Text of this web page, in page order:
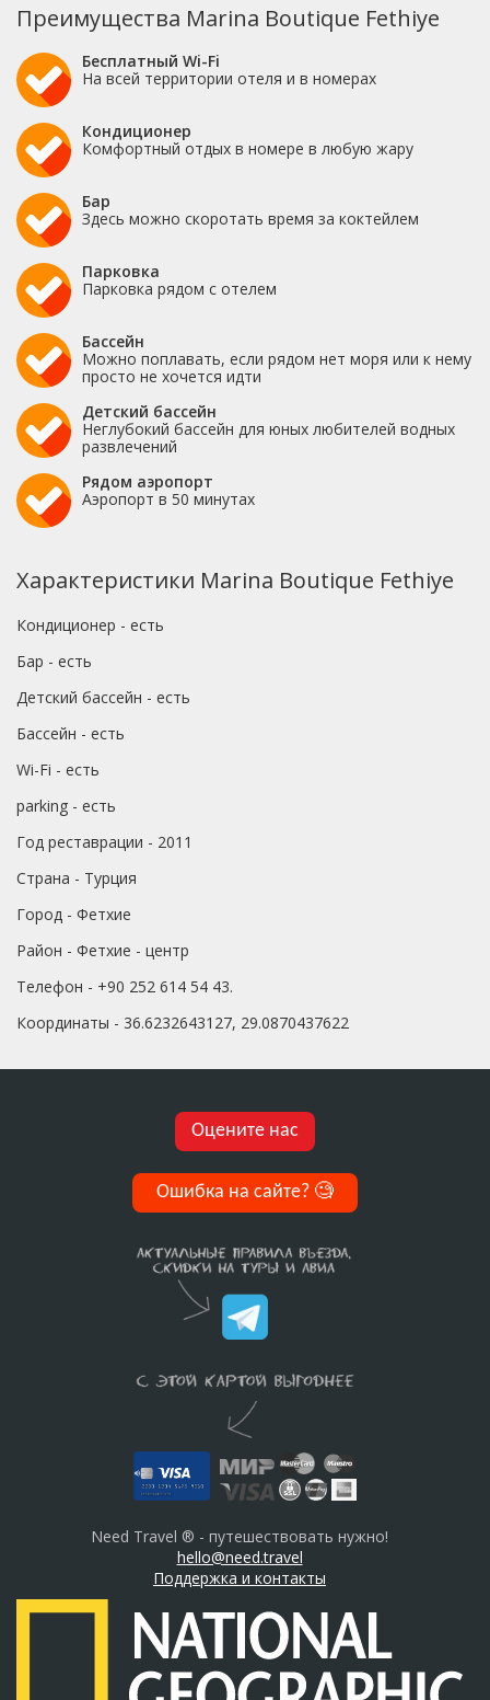
Преимущества Marina Boutique Fethiye
Бесплатный Wi-Fi
На всей территории отеля и в номерах
Кондиционер
Комфортный отдых в номере в любую жару
Бар
Здесь можно скоротать время за коктейлем
Парковка
Парковка рядом с отелем
Бассейн
Можно поплавать, если рядом нет моря или к нему
просто не хочется идти
Детский бассейн
Неглубокий бассейн для юных любителей водных
развлечений
Рядом аэропорт
Аэропорт в 50 минутах
Характеристики Marina Boutique Fethiye
Кондиционер - есть
Бар - есть
Детский бассейн - есть
Бассейн - есть
Wi-Fi - есть
parking - есть
Год реставрации - 2011
Страна - Турция
Город - Фетхие
Район - Фетхие - центр
Телефон - +90 252 614 54 43.
Координаты - 36.6232643127, 29.0870437622
Оцените нас
Ошибка на сайте? 🧐
Need Travel ® - путешествовать нужно!
hello@need.travel
Поддержка и контакты